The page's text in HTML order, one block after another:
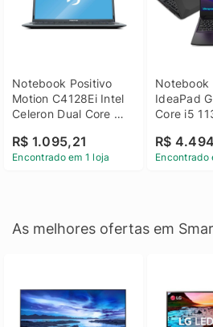
Notebook Positivo
Motion C4128Ei Intel
Celeron Dual Core
Linux 14 - 3002181
R$ 1.095,21
Encontrado em 1 loja
Notebook
IdeaPad
Core i5
GTX 1650
FHD
R$
Encontrado
As melhores ofertas em